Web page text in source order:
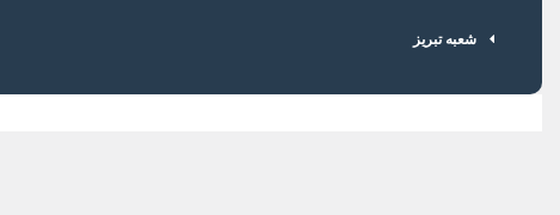
شعبه تبریز